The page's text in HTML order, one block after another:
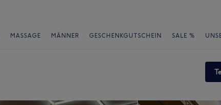
MASSAGE MÄNNER GESCHENKGUTSCHEIN SALE %